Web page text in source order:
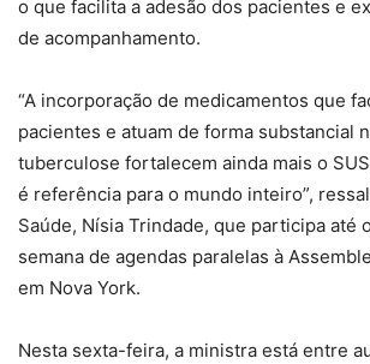
o que facilita a adesão dos pacientes e
de acompanhamento.
“A incorporação de medicamentos que
pacientes e atuam de forma substancial
tuberculose fortalecem ainda mais o
é referência para o mundo inteiro”,
Saúde, Nísia Trindade, que participa até
semana de agendas paralelas à
em Nova York.
Nesta sexta-feira, a ministra está entre